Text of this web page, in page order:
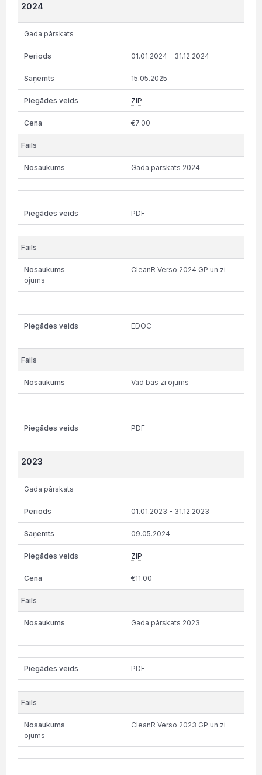
2024
Gada pārskats
01.01.2024 - 31.12.2024
15.05.2025
ZIP
€7.00
Gada pārskats 2024
PDF
CleanR Verso 2024 GP un zi
ojums
EDOC
Vad bas zi ojums
PDF
2023
Gada pārskats
01.01.2023 - 31.12.2023
09.05.2024
ZIP
€11.00
Gada pārskats 2023
PDF
CleanR Verso 2023 GP un zi
ojums